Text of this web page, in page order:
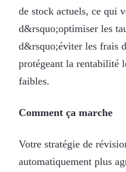
de stock actuels, ce qui
d&rsquo;optimiser les
d&rsquo;éviter les frais
protégeant la rentabilité
faibles.
Comment ça marche
Votre stratégie de
automatiquement plus